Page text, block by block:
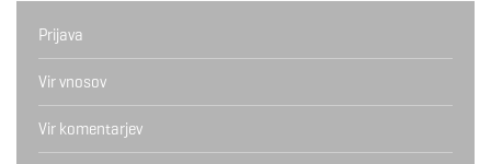
Prijava
Vir vnosov
Vir komentarjev